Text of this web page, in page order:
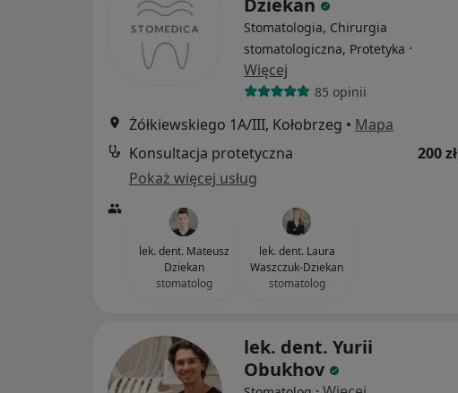
Dziekan
Stomatologia, Chirurgia
stomatologiczna, Protetyka ·
Więcej
85 opinii
Żółkiewskiego 1A/III, Kołobrzeg • Mapa
Konsultacja protetyczna
200 zł
Pokaż więcej usług
lek. dent. Mateusz
Dziekan
stomatolog
lek. dent. Laura
Waszczuk-Dziekan
stomatolog
lek. dent. Yurii
Obukhov